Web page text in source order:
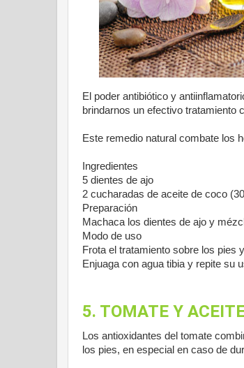
El poder antibiótico y
brindarnos un efectivo tratamiento
Este remedio natural combate los
Ingredientes
5 dientes de ajo
2 cucharadas de aceite de coco
Preparación
Machaca los dientes de ajo y
Modo de uso
Frota el tratamiento sobre los pies
Enjuaga con agua tibia y repite su
5. TOMATE Y
Los antioxidantes del tomate
los pies, en especial en caso de